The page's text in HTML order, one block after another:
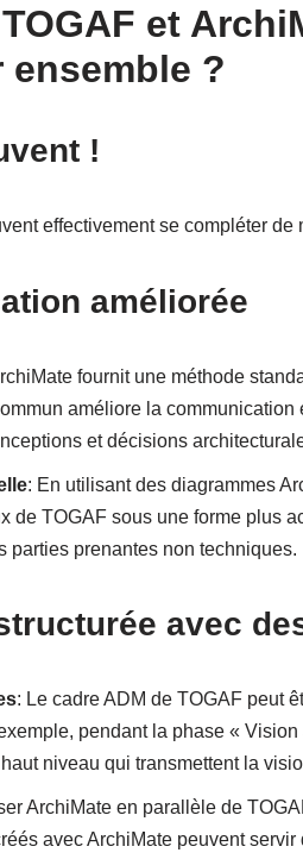
et
?
!
effectivement se compléter
améliorée
fournit une méthode
améliore la
et décisions
: En utilisant des diagrammes
de TOGAF sous une forme plus
parties prenantes non techniques.
avec
: Le cadre ADM de TOGAF peut
pendant la phase «
niveau qui transmettent la
ArchiMate en parallèle de
avec ArchiMate peuvent